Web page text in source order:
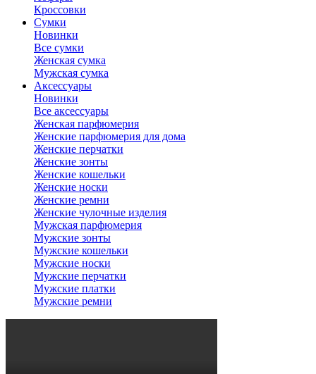
Кроссовки
Сумки
Новинки
Все сумки
Женская сумка
Мужская сумка
Аксессуары
Новинки
Все аксессуары
Женская парфюмерия
Женские парфюмерия для дома
Женские перчатки
Женские зонты
Женские кошельки
Женские носки
Женские ремни
Женские чулочные изделия
Мужская парфюмерия
Мужские зонты
Мужские кошельки
Мужские носки
Мужские перчатки
Мужские платки
Мужские ремни